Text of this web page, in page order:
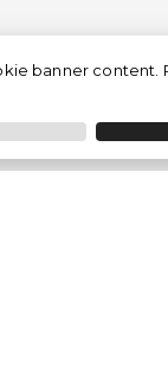
banner content.